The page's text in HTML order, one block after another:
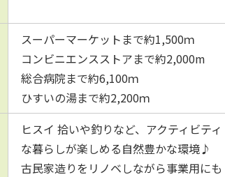
スーパーマーケットまで約1,500ｍ
コンビニエンスストアまで約2,000m
総合病院まで約6,100ｍ
ひすいの湯まで約2,200ｍ
ヒスイ 拾いや釣りなど、アクティビティ
な暮らしが楽しめる自然豊かな環境♪
古民家造りをリノベしながら事業用にも